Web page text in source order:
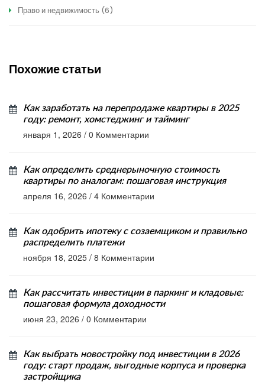
Право и недвижимость (6)
Похожие статьи
Как заработать на перепродаже квартиры в 2025
году: ремонт, хомстеджинг и тайминг
января 1, 2026 / 0 Комментарии
Как определить среднерыночную стоимость
квартиры по аналогам: пошаговая инструкция
апреля 16, 2026 / 4 Комментарии
Как одобрить ипотеку с созаемщиком и правильно
распределить платежи
ноября 18, 2025 / 8 Комментарии
Как рассчитать инвестиции в паркинг и кладовые:
пошаговая формула доходности
июня 23, 2026 / 0 Комментарии
Как выбрать новостройку под инвестиции в 2026
году: старт продаж, выгодные корпуса и проверка
застройщика